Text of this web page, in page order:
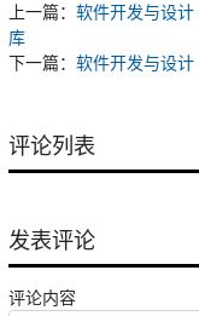
上一篇： 软件开发与设
库
下一篇： 软件开发与设
评论列表
发表评论
评论内容